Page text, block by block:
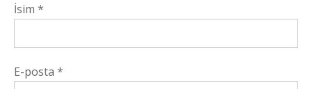
İsim *
E-posta *